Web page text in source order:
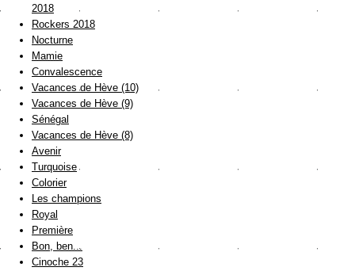
2018
Rockers 2018
Nocturne
Mamie
Convalescence
Vacances de Hève (10)
Vacances de Hève (9)
Sénégal
Vacances de Hève (8)
Avenir
Turquoise
Colorier
Les champions
Royal
Première
Bon, ben...
Cinoche 23